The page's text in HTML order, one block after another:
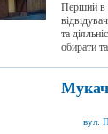
Перший в
та
обирати